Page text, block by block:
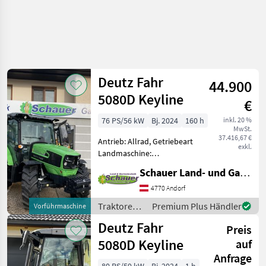
Vorführmaschine
Deutz Fahr
5080D Keyline
44.900
€
inkl. 20 %
MwSt.
37.416,67 €
exkl.
76 PS/56 kW Bj. 2024
160 h
Antrieb: Allrad, Getriebeart
Landmaschine:
Kabine,
Zapfwellendrehzahl:
540/540E/1000,
Höchstgeschwindigkeit in
km/h: 40 km/h, Aufladung:
Turbol
Schauer Land- und Gartentechnik GmbH
4770 Andorf
Traktoren /
Deutz Fahr
Premium Plus Händler
Deutz Fahr
5080D Keyline
Preis
auf
Anfrage